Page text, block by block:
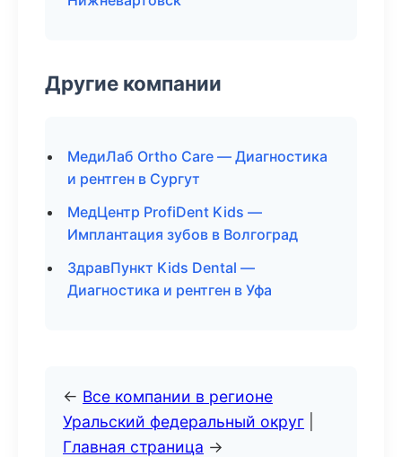
Другие компании
МедиЛаб Ortho Care — Диагностика
и рентген в Сургут
МедЦентр ProfiDent Kids —
Имплантация зубов в Волгоград
ЗдравПункт Kids Dental —
Диагностика и рентген в Уфа
← Все компании в регионе
Уральский федеральный округ
Главная страница →